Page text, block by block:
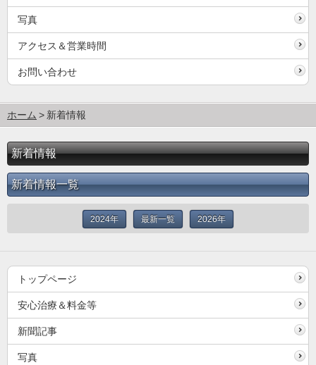
写真
アクセス＆営業時間
お問い合わせ
ホーム 新着情報
新着情報
新着情報一覧
2024年 最新一覧 2026年
トップページ
安心治療＆料金等
新聞記事
写真